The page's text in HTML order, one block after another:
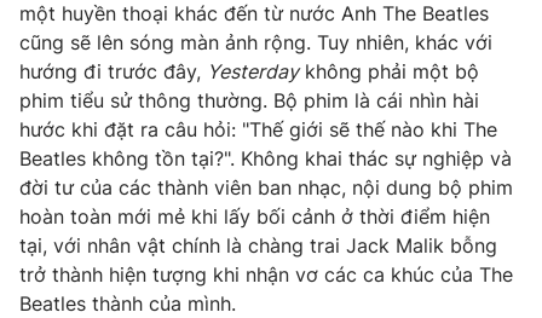
một huyền thoại khác đến từ nước Anh The Beatles
cũng sẽ lên sóng màn ảnh rộng. Tuy nhiên, khác với
hướng đi trước đây, Yesterdaykhông phải một bộ
phim tiểu sử thông thường. Bộ phim là cái nhìn hài
hước khi đặt ra câu hỏi: "Thế giới sẽ thế nào khi The
Beatles không tồn tại?". Không khai thác sự nghiệp và
đời tư của các thành viên ban nhạc, nội dung bộ phim
hoàn toàn mới mẻ khi lấy bối cảnh ở thời điểm hiện
tại, với nhân vật chính là chàng trai Jack Malik bỗng
trở thành hiện tượng khi nhận vơ các ca khúc của The
Beatles thành của mình.